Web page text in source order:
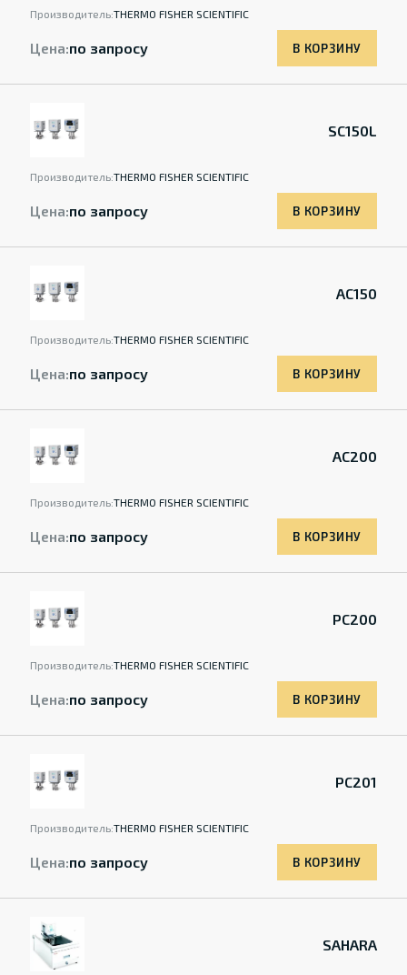
Производитель:THERMO FISHER SCIENTIFIC
Цена:по запросу В КОРЗИНУ
SC150L
Производитель:THERMO FISHER SCIENTIFIC
Цена:по запросу В КОРЗИНУ
AC150
Производитель:THERMO FISHER SCIENTIFIC
Цена:по запросу В КОРЗИНУ
AC200
Производитель:THERMO FISHER SCIENTIFIC
Цена:по запросу В КОРЗИНУ
PC200
Производитель:THERMO FISHER SCIENTIFIC
Цена:по запросу В КОРЗИНУ
PC201
Производитель:THERMO FISHER SCIENTIFIC
Цена:по запросу В КОРЗИНУ
SAHARA